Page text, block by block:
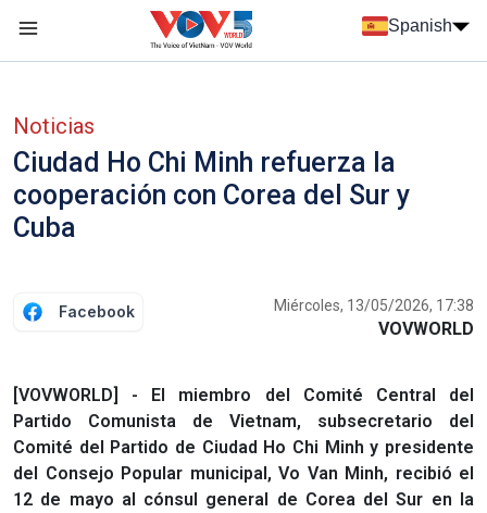
Spanish
Noticias
Ciudad Ho Chi Minh refuerza la
cooperación con Corea del Sur y
Cuba
Facebook Miércoles, 13/05/2026, 17:38
VOVWORLD
[VOVWORLD] - El miembro del Comité Central del
Partido Comunista de Vietnam, subsecretario del
Comité del Partido de Ciudad Ho Chi Minh y presidente
del Consejo Popular municipal, Vo Van Minh, recibió el
12 de mayo al cónsul general de Corea del Sur en la